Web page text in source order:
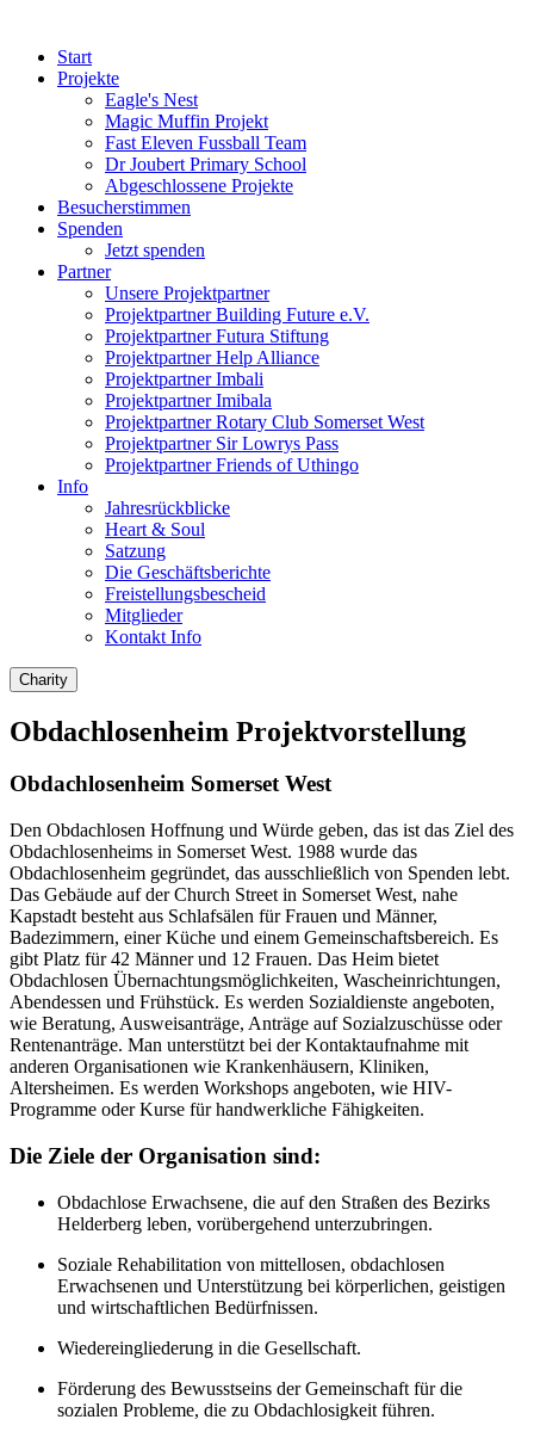
Start
Projekte
Eagle's Nest
Magic Muffin Projekt
Fast Eleven Fussball Team
Dr Joubert Primary School
Abgeschlossene Projekte
Besucherstimmen
Spenden
Jetzt spenden
Partner
Unsere Projektpartner
Projektpartner Building Future e.V.
Projektpartner Futura Stiftung
Projektpartner Help Alliance
Projektpartner Imbali
Projektpartner Imibala
Projektpartner Rotary Club Somerset West
Projektpartner Sir Lowrys Pass
Projektpartner Friends of Uthingo
Info
Jahresrückblicke
Heart & Soul
Satzung
Die Geschäftsberichte
Freistellungsbescheid
Mitglieder
Kontakt Info
Charity
Obdachlosenheim Projektvorstellung
Obdachlosenheim Somerset West
Den Obdachlosen Hoffnung und Würde geben, das ist das Ziel des
Obdachlosenheims in Somerset West. 1988 wurde das
Obdachlosenheim gegründet, das ausschließlich von Spenden lebt.
Das Gebäude auf der Church Street in Somerset West, nahe
Kapstadt besteht aus Schlafsälen für Frauen und Männer,
Badezimmern, einer Küche und einem Gemeinschaftsbereich. Es
gibt Platz für 42 Männer und 12 Frauen. Das Heim bietet
Obdachlosen Übernachtungsmöglichkeiten, Wascheinrichtungen,
Abendessen und Frühstück. Es werden Sozialdienste angeboten,
wie Beratung, Ausweisanträge, Anträge auf Sozialzuschüsse oder
Rentenanträge. Man unterstützt bei der Kontaktaufnahme mit
anderen Organisationen wie Krankenhäusern, Kliniken,
Altersheimen. Es werden Workshops angeboten, wie HIV-
Programme oder Kurse für handwerkliche Fähigkeiten.
Die Ziele der Organisation sind:
Obdachlose Erwachsene, die auf den Straßen des Bezirks
Helderberg leben, vorübergehend unterzubringen.
Soziale Rehabilitation von mittellosen, obdachlosen
Erwachsenen und Unterstützung bei körperlichen, geistigen
und wirtschaftlichen Bedürfnissen.
Wiedereingliederung in die Gesellschaft.
Förderung des Bewusstseins der Gemeinschaft für die
sozialen Probleme, die zu Obdachlosigkeit führen.